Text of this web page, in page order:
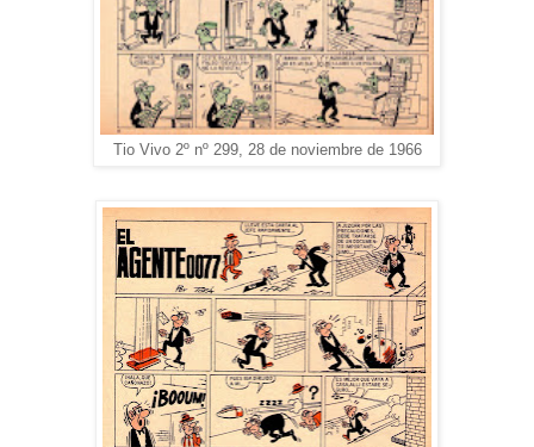
Tio Vivo 2º nº 299, 28 de noviembre de 1966